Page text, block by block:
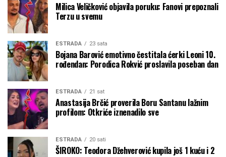
Milica Veličković objavila poruku: Fanovi prepoznali
Terzu u svemu
ESTRADA 23 sata
Bojana Barović emotivno čestitala ćerki Leoni 10.
rođendan: Porodica Rokvić proslavila poseban dan
ESTRADA 21 sat
Anastasija Brčić proverila Boru Santanu lažnim
profilom: Otkriće iznenadilo sve
ESTRADA 20 sati
ŠIROKO: Teodora Džehverović kupila još 1 kuću i 2